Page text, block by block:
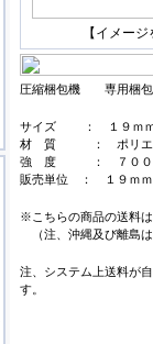
【イメー
圧縮梱包機 専用梱包
サイズ ： １９ｍｍ
材 質 ： ポリ
強 度 ： ７００
販売単位 ： １９ｍｍ
※こちらの商品の送料
（注、沖縄及び離島
注、システム上送料が
す。